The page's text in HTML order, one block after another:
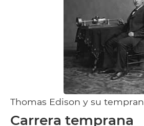
Thomas Edison y su
Carrera temprana